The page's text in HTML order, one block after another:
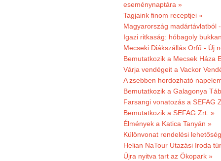
eseménynaptára »
Tagjaink finom receptjei »
Magyarország madártávlatból
Igazi ritkaság: hóbagoly
Mecseki Diákszállás Orfű - Új
Bemutatkozik a Mecsek Háza
Várja vendégeit a Vackor
A zsebben hordozható
Bemutatkozik a Galagonya
Farsangi vonatozás a SEFAG
Bemutatkozik a SEFAG Zrt. »
Élmények a Katica Tanyán »
Különvonat rendelési
Helian NaTour Utazási Iroda
Újra nyitva tart az Ökopark »